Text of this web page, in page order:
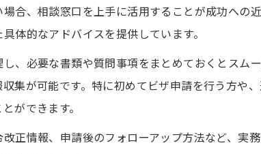
外国人サポートセンターで申請改善する手
ビザ申請トラブルを支援センターで解決す
多言語サポートによるビザ相談の実践例
支援センター活用で申請ミスを防ぐポイ
ビザ申請が進まない際の課題と迅速解決ポイント
ビザ申請が停滞する原因と改善の道筋を
合、相談窓口を上手に活用することが成功への
体的なアドバイスを提供しています。
、必要な書類や質問事項をまとめておくとスム
集が可能です。特に初めてビザ申請を行う方や
ができます。
正情報、申請後のフォローアップ方法など、実